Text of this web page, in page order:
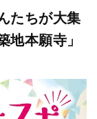
たちが大集
本願寺」